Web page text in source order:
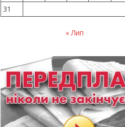
31
« Лип